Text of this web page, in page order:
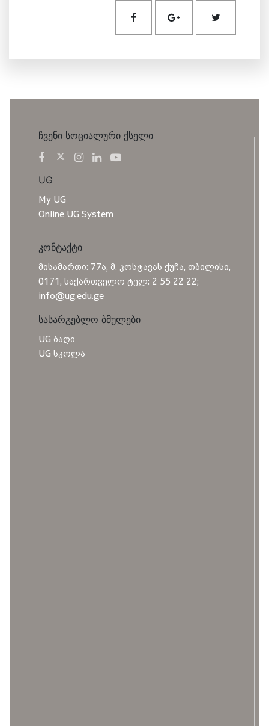
ჩვენი სოციალური ქსელი
UG
My UG
Online UG System
კონტაქტი
მისამართი: 77ა, მ. კოსტავას ქუჩა, თბილისი,
0171, საქართველო ტელ: 2 55 22 22;
info@ug.edu.ge
სასარგებლო ბმულები
UG ბაღი
UG სკოლა